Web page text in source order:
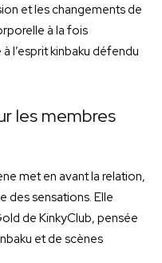
et les changements de
à la fois
l’esprit kinbaku défendu
les membres
met en avant la relation,
des sensations. Elle
de KinkyClub, pensée
et de scènes